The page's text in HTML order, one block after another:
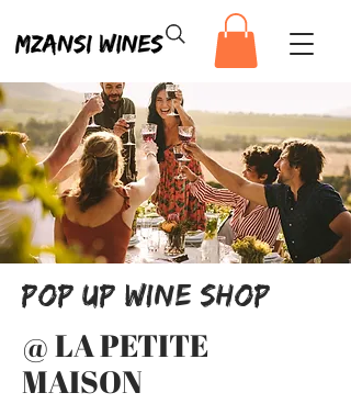
POP up wine shop
@ LA PETITE
MAISON